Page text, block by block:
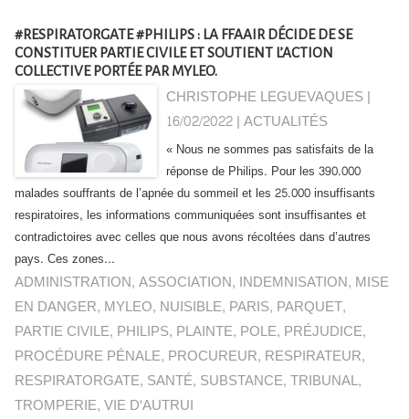
#RESPIRATORGATE #PHILIPS : LA FFAAIR DÉCIDE DE SE
CONSTITUER PARTIE CIVILE ET SOUTIENT L’ACTION
COLLECTIVE PORTÉE PAR MYLEO.
CHRISTOPHE LEGUEVAQUES |
16/02/2022|ACTUALITÉS
« Nous ne sommes pas satisfaits de la
réponse de Philips. Pour les 390.000
malades souffrants de l’apnée du sommeil et les 25.000 insuffisants
respiratoires, les informations communiquées sont insuffisantes et
contradictoires avec celles que nous avons récoltées dans d’autres
pays. Ces zones...
ADMINISTRATION,ASSOCIATION, INDEMNISATION, MISE
EN DANGER, MYLEO, NUISIBLE, PARIS, PARQUET,
PARTIE CIVILE, PHILIPS, PLAINTE, POLE, PRÉJUDICE,
PROCÉDURE PÉNALE, PROCUREUR, RESPIRATEUR,
RESPIRATORGATE, SANTÉ, SUBSTANCE,TRIBUNAL,
TROMPERIE,VIE D'AUTRUI